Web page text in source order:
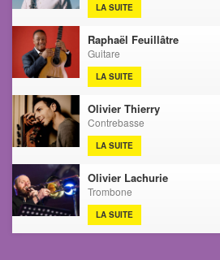
LA SUITE
Raphaël Feuillâtre
Guitare
LA SUITE
Olivier Thierry
Contrebasse
LA SUITE
Olivier Lachurie
Trombone
LA SUITE